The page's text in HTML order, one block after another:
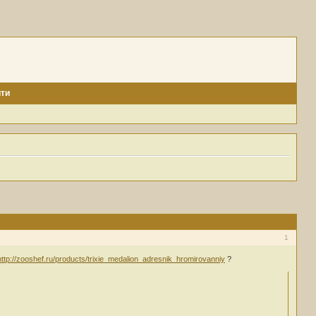
1
zooshef.ru/products/trixie_medalion_adresnik_hromirovanniy?